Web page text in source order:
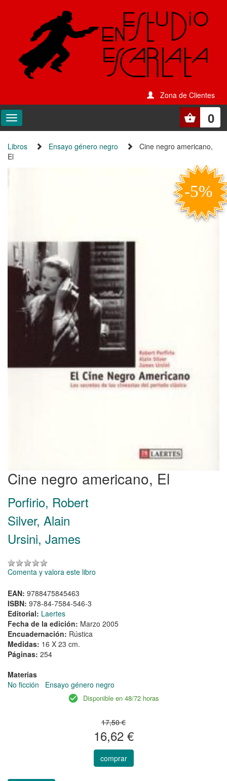
Zona de Clientes
0
Libros Ensayo género negro
Cine negro americano,
El
Cine negro americano, El
Porfirio, Robert
Silver, Alain
Ursini, James
Comenta y valora este libro
EAN: 9788475845463
ISBN: 978-84-7584-546-3
Editorial: Laertes
Fecha de la edición: Marzo 2005
Encuadernación: Rústica
Medidas: 16 X 23 cm.
Páginas: 254
Materias
No ficción
Ensayo género negro
Disponible en 48/72 horas
17,50 €
16,62 €
comprar